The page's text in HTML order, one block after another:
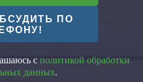
ПО
с политикой обработки
данных.